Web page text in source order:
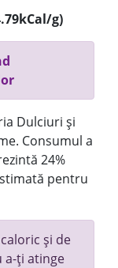
g)
Dulciuri și
Consumul a
24%
pentru
și de
a-ți atinge